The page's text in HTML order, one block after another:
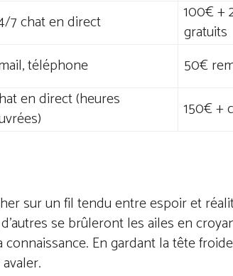
7 chat en direct
100€ +
gratuits
téléphone
50€
en direct (heures
150€ +
sur un fil tendu entre espoir et
se brûleront les ailes en
En gardant la tête